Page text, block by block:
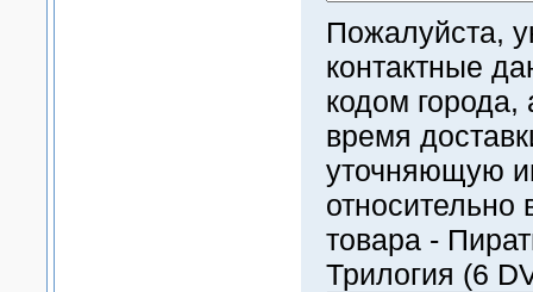
Пожалуйста,
контактные
кодом
время
уточняющую
товара -
Трилогия (6